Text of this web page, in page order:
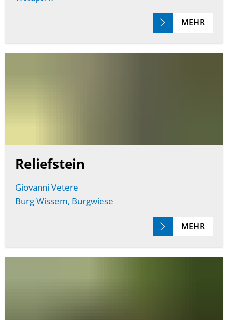
MEHR
Reliefstein
Giovanni Vetere
Burg Wissem, Burgwiese
MEHR